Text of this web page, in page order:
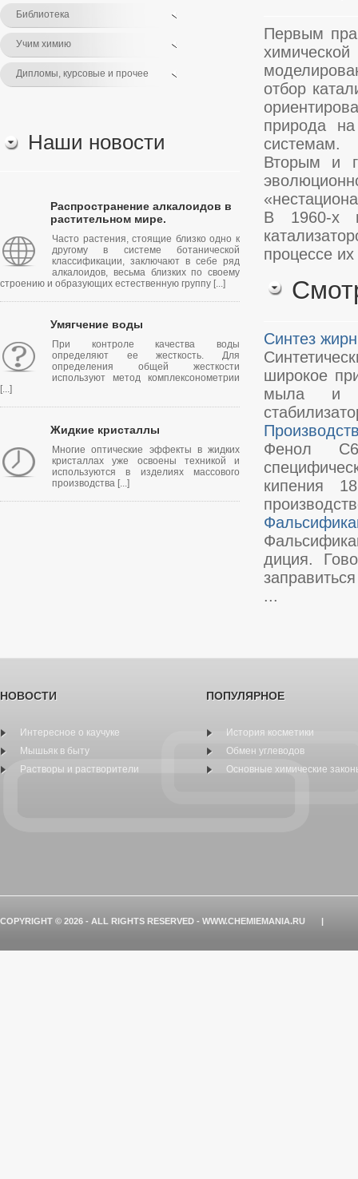
Библиотека
Учим химию
Дипломы, курсовые и прочее
Наши новости
Распространение алкалоидов в
растительном мире.
Часто растения, стоящие близко одно к
другому в системе ботанической
классификации, заключают в себе ряд
алкалоидов, весьма близких по своему
строению и образующих естественную группу [...]
Умягчение воды
При контроле качества воды
определяют ее жесткость. Для
определения общей жесткости
используют метод комплексонометрии
[...]
Жидкие кристаллы
Многие оптические эффекты в жидких
кристаллах уже освоены техникой и
используются в изделиях массового
производства [...]
Первым
отбор
природа
системам.
Вторым и
В 1960-х
процессе
Синтез
широкое
мыла и
Фенол
кипения
диция.
...
НОВОСТИ
Интересное о каучуке
Мышьяк в быту
Растворы и растворители
ПОПУЛЯРНОЕ
История косметики
Обмен углеводов
Основные химические
COPYRIGHT © 2026 - ALL RIGHTS RESERVED - WWW.CHEMIEMANIA.RU |